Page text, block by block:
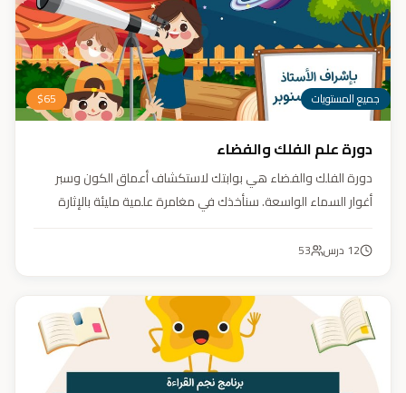
جميع المستويات $65
دورة علم الفلك والفضاء
دورة الفلك والفضاء هي بوابتك لاستكشاف أعماق الكون وسبر
أغوار السماء الواسعة. سنأخذك في مغامرة علمية مليئة بالإثارة
عقلك وتثري خيالك، لتمنحك رؤية جديدة للكون وتفتح لك آفاقاً لا
12 درس 53